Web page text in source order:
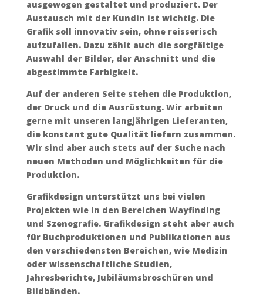
ausgewogen gestaltet und produziert. Der
Austausch mit der Kundin ist wichtig. Die
Grafik soll innovativ sein, ohne reisserisch
aufzufallen. Dazu zählt auch die sorgfältige
Auswahl der Bilder, der Anschnitt und die
abgestimmte Farbigkeit.
Auf der anderen Seite stehen die Produktion,
der Druck und die Ausrüstung. Wir arbeiten
gerne mit unseren langjährigen Lieferanten,
die konstant gute Qualität liefern zusammen.
Wir sind aber auch stets auf der Suche nach
neuen Methoden und Möglichkeiten für die
Produktion.
Grafikdesign unterstützt uns bei vielen
Projekten wie in den Bereichen Wayfinding
und Szenografie. Grafikdesign steht aber auch
für Buchproduktionen und Publikationen aus
den verschiedensten Bereichen, wie Medizin
oder wissenschaftliche Studien,
Jahresberichte, Jubiläumsbroschüren und
Bildbänden.